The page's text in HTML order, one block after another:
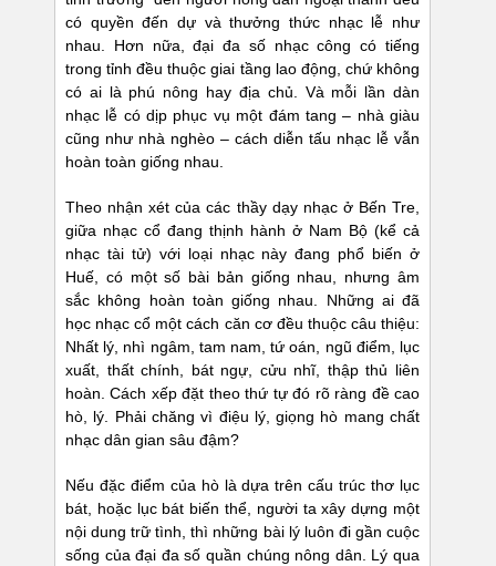
có quyền đến dự và thưởng thức nhạc lễ như
nhau. Hơn nữa, đại đa số nhạc công có tiếng
trong tỉnh đều thuộc giai tầng lao động, chứ không
có ai là phú nông hay địa chủ. Và mỗi lần dàn
nhạc lễ có dịp phục vụ một đám tang – nhà giàu
cũng như nhà nghèo – cách diễn tấu nhạc lễ vẫn
hoàn toàn giống nhau.
Theo nhận xét của các thầy dạy nhạc ở Bến Tre,
giữa nhạc cổ đang thịnh hành ở Nam Bộ (kể cả
nhạc tài tử) với loại nhạc này đang phổ biến ở
Huế, có một số bài bản giống nhau, nhưng âm
sắc không hoàn toàn giống nhau. Những ai đã
học nhạc cổ một cách căn cơ đều thuộc câu thiệu:
Nhất lý, nhì ngâm, tam nam, tứ oán, ngũ điểm, lục
xuất, thất chính, bát ngự, cửu nhĩ, thập thủ liên
hoàn. Cách xếp đặt theo thứ tự đó rõ ràng đề cao
hò, lý. Phải chăng vì điệu lý, giọng hò mang chất
nhạc dân gian sâu đậm?
Nếu đặc điểm của hò là dựa trên cấu trúc thơ lục
bát, hoặc lục bát biến thể, người ta xây dựng một
nội dung trữ tình, thì những bài lý luôn đi gần cuộc
sống của đại đa số quần chúng nông dân. Lý qua